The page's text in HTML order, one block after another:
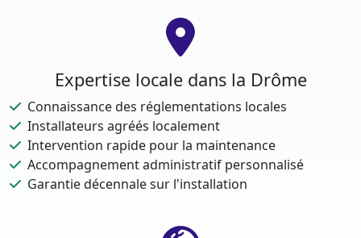
Expertise locale dans la Drôme
Connaissance des réglementations locales
Installateurs agréés localement
Intervention rapide pour la maintenance
Accompagnement administratif personnalisé
Garantie décennale sur l'installation